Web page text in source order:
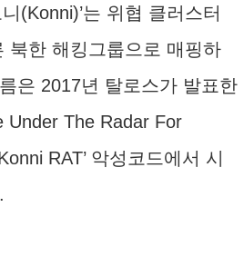
(Konni)’는 위협 클러스터
북한 해킹그룹으로 매핑하
은 2017년 탈로스가 발표한
Under The Radar For
RAT’ 악성코드에서 시